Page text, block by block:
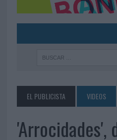
EL PUBLICISTA VIDEOS
'Arrocidades',